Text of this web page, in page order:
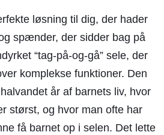
løsning til dig, der hader
spænder, der sidder bag på
“tag-på-og-gå” sele, der
komplekse funktioner. Den
år af barnets liv, hvor
størst, og hvor man ofte har
få barnet op i selen. Det lette